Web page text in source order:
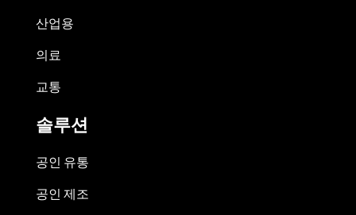
산업용
의료
교통
솔루션
공인 유통
공인 제조